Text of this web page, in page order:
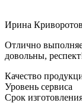
Ирина
Отлично
довольны,
Качество
Уровень сервиса
Срок